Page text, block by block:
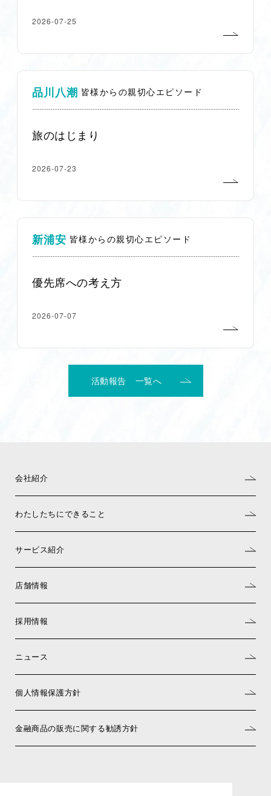
2026-07-25
品川八潮 皆様からの親切心エピソード
旅のはじまり
2026-07-23
新浦安 皆様からの親切心エピソード
優先席への考え方
2026-07-07
活動報告 一覧へ
会社紹介
わたしたちにできること
サービス紹介
店舗情報
採用情報
ニュース
個人情報保護方針
金融商品の販売に関する勧誘方針